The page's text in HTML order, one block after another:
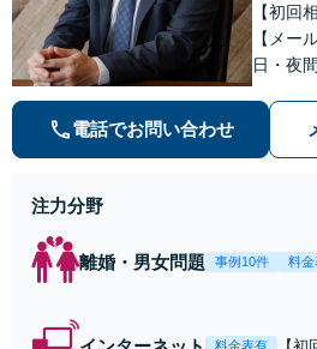
【初回
【メー
日・夜
トラブ
人」の
電話でお問い合わせ
注力分野
離婚・男女問題 事例10件 料金
料金表有
【